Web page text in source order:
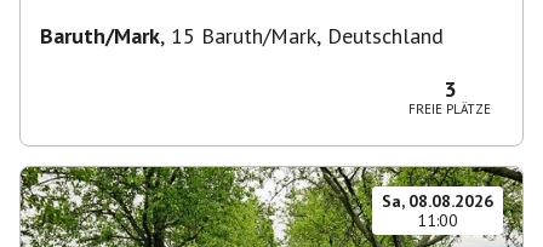
Baruth/Mark, 15 Baruth/Mark, Deutschland
3
FREIE PLÄTZE
Sa, 08.08.2026
11:00